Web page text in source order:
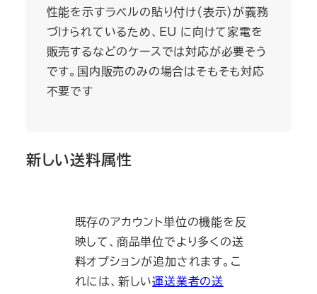
性能を示すラベルの貼り付け（表示）が義務
づけられているため、EU に向けて家電を
販売するなどのケースでは対応が必要そう
です。国内販売のみの場合はそもそも対応
不要です
新しい送料属性
既存のアカウント単位の機能を反
映して、商品単位でより多くの送
料オプションが追加されます。こ
れには、新しい運送業者の送